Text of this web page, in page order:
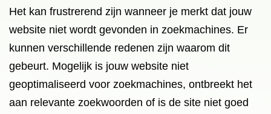
Het kan frustrerend zijn wanneer je merkt dat jouw
website niet wordt gevonden in zoekmachines. Er
kunnen verschillende redenen zijn waarom dit
gebeurt. Mogelijk is jouw website niet
geoptimaliseerd voor zoekmachines, ontbreekt het
aan relevante zoekwoorden of is de site niet goed